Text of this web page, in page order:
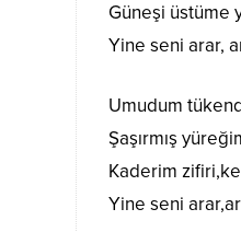
Güneşi üstüme
Yine seni arar,
Umudum
Şaşırmış
Kaderim
Yine seni